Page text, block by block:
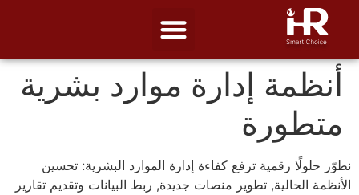
أنظمة إدارة موارد بشرية
متطورة
نطوّر حلولًا رقمية ترفع كفاءة إدارة الموارد البشرية: تحسين
الأنظمة الحالية, تطوير منصات جديدة, ربط البيانات وتقديم تقارير